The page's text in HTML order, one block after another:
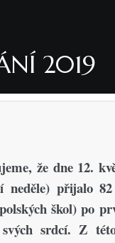
2019
že dne 12.
neděle) přijalo
škol) po
srdcí. Z